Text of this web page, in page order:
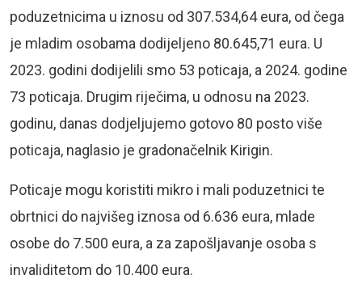
poduzetnicima u iznosu od 307.534,64 eura, od čega
je mladim osobama dodijeljeno 80.645,71 eura. U
2023. godini dodijelili smo 53 poticaja, a 2024. godine
73 poticaja. Drugim riječima, u odnosu na 2023.
godinu, danas dodjeljujemo gotovo 80 posto više
poticaja, naglasio je gradonačelnik Kirigin.
Poticaje mogu koristiti mikro i mali poduzetnici te
obrtnici do najvišeg iznosa od 6.636 eura, mlade
osobe do 7.500 eura, a za zapošljavanje osoba s
invaliditetom do 10.400 eura.